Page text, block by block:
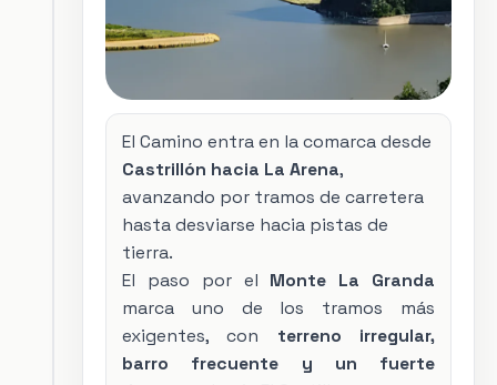
El Camino entra en la comarca desde
Castrillón hacia La Arena,
avanzando por tramos de carretera
hasta desviarse hacia pistas de
tierra.
El paso por el Monte La Granda
marca uno de los tramos más
exigentes, con terreno irregular,
barro frecuente y un fuerte